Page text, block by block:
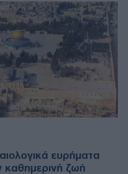
ευρήματα
καθημερινή ζωή